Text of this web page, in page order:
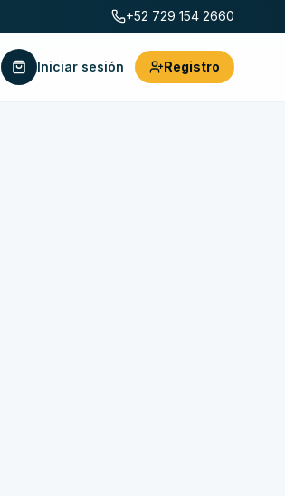
+52 729 154 2660
Iniciar sesión Registro